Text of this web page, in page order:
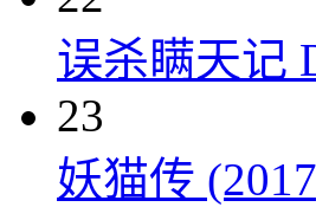
误杀瞒天记
23
妖猫传